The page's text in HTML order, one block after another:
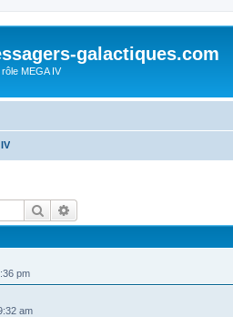
galactiques.com
MEGA IV
Rechercher
pm
am